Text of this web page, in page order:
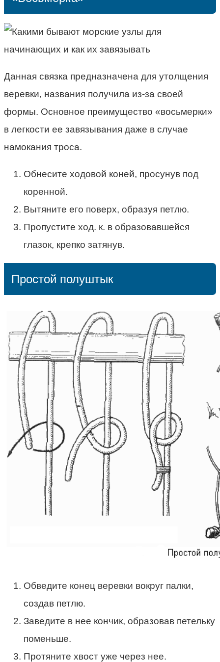
Данная связка предназначена для утолщения
веревки, названия получила из-за своей
формы. Основное преимущество «восьмерки»
в легкости ее завязывания даже в случае
намокания троса.
Обнесите ходовой коней, просунув под
коренной.
Вытяните его поверх, образуя петлю.
Пропустите ход. к. в образовавшейся
глазок, крепко затянув.
Простой полуштык
Обведите конец веревки вокруг палки,
создав петлю.
Заведите в нее кончик, образовав петельку
поменьше.
Протяните хвост уже через нее.